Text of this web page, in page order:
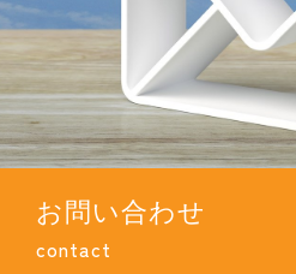
お問い合わせ
contact